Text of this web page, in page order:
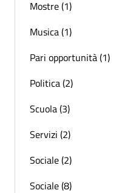
Mostre (1)
Musica (1)
Pari opportunità (1)
Politica (2)
Scuola (3)
Servizi (2)
Sociale (2)
Sociale (8)